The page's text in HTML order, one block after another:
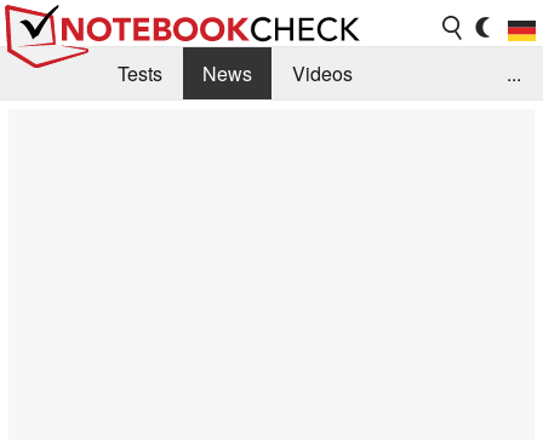
Tests News
Videos
...